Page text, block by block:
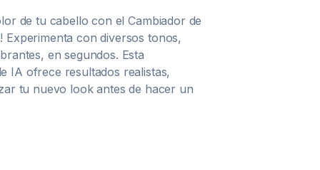
de tu cabello con el Cambiador de
Experimenta con diversos tonos,
en segundos. Esta
IA ofrece resultados realistas,
tu nuevo look antes de hacer un